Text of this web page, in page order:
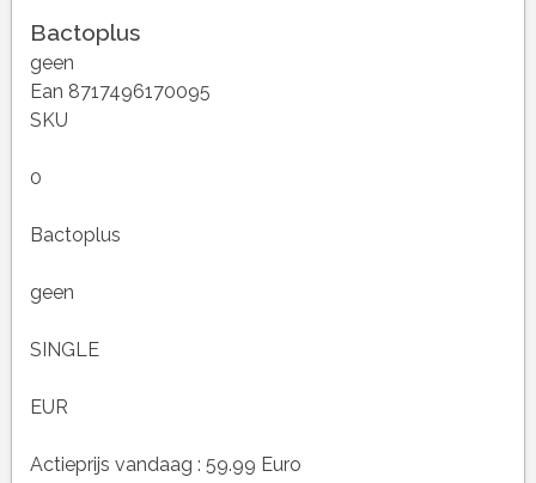
Bactoplus
geen
Ean 8717496170095
SKU
0
Bactoplus
geen
SINGLE
EUR
Actieprijs vandaag : 59.99 Euro